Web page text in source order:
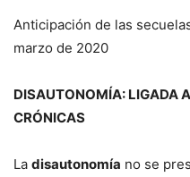
Anticipación de las
marzo de 2020
DISAUTONOMÍA: LIGADA
CRÓNICAS
La disautonomía no se